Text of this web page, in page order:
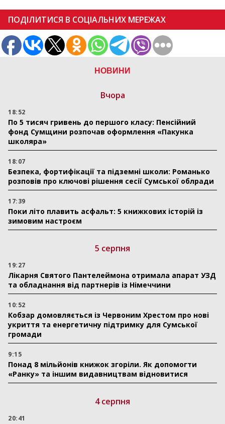
НОВИНИ
Вчора
18:52
По 5 тисяч гривень до першого класу: Пенсійний
фонд Сумщини розпочав оформлення «Пакунка
школяра»
18:07
Безпека, фортифікації та підземні школи: Романько
розповів про ключові рішення сесії Сумської облради
17:39
Поки літо плавить асфальт: 5 книжкових історій із
зимовим настроєм
5 серпня
19:27
Лікарня Святого Пантелеймона отримала апарат УЗД
та обладнання від партнерів із Німеччини
10:52
Кобзар домовляється із Червоним Хрестом про нові
укриття та енергетичну підтримку для Сумської
громади
9:15
Понад 8 мільйонів книжок згоріли. Як допомогти
«Ранку» та іншим видавництвам відновитися
4 серпня
20:41
ПОДІЛИТИСЯ В СОЦІАЛЬНИХ МЕРЕЖАХ